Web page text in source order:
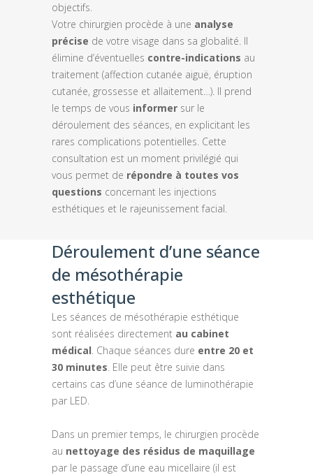
objectifs.
Votre chirurgien procède à une analyse
précise de votre visage dans sa globalité. Il
élimine d’éventuelles contre-indications au
traitement (affection cutanée aiguë, éruption
cutanée, grossesse et allaitement…). Il prend
le temps de vous informer sur le
déroulement des séances, en explicitant les
rares complications potentielles. Cette
consultation est un moment privilégié qui
vous permet de répondre à toutes vos
questions concernant les injections
esthétiques et le rajeunissement facial.
Déroulement d’une séance
de mésothérapie
esthétique
Les séances de mésothérapie esthétique
sont réalisées directement au cabinet
médical . Chaque séances dure entre 20 et
30 minutes . Elle peut être suivie dans
certains cas d’une séance de luminothérapie
par LED.
Dans un premier temps, le chirurgien procède
au nettoyage des résidus de maquillage
par le passage d’une eau micellaire (il est